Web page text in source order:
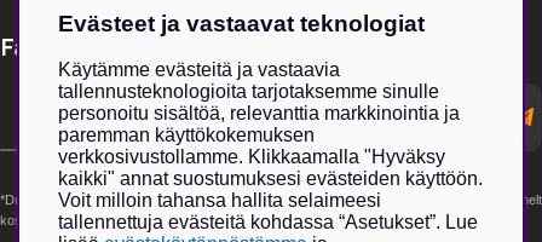
Få Magasin Vildmarken direkt till din e-post!*
postadress
*Du kan även få erbjudanden och nyheter från samarbetspartners. Din prenumeration är helt
kostnadsfri och kan avslutas när som helst.
Evästeet ja vastaavat teknologiat
Käytämme evästeitä ja vastaavia
tallennusteknologioita tarjotaksemme sinulle
personoitu sisältöä, relevanttia markkinointia ja
paremman käyttökokemuksen
verkkosivustollamme. Klikkaamalla "Hyväksy
kaikki" annat suostumuksesi evästeiden käyttöön.
Voit milloin tahansa hallita selaimeesi
tallennettuja evästeitä kohdassa “Asetukset”. Lue